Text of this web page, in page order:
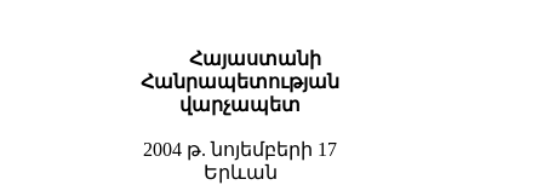
Հայաստանի
Հանրապետության
վարչապետ
2004 թ. նոյեմբերի 17
Երևան